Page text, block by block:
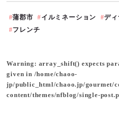
蒲郡市 イルミネーション デ
フレンチ
Warning : array_shift() expects
given in /home/chaoo-
jp/public_html/chaoo.jp/gourmet/
content/themes/nfblog/single-